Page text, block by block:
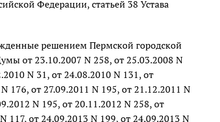
Федерации, статьей 38 Устава
решением Пермской городской
от 23.10.2007 N 258, от 25.03.2008 N
N 31, от 24.08.2010 N 131, от
176, от 27.09.2011 N 195, от 21.12.2011 N
N 195, от 20.11.2012 N 258, от
117, от 24.09.2013 N 199, от 24.09.2013 N